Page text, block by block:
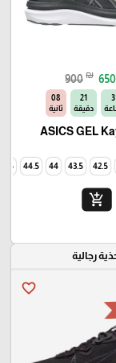
900 ₪ 650
3
21
دقيقة
06
ثانية
ASICS GEL
42.5
43.5
44
44.5
45
add_shopping_cart
رجالية
favorite_border